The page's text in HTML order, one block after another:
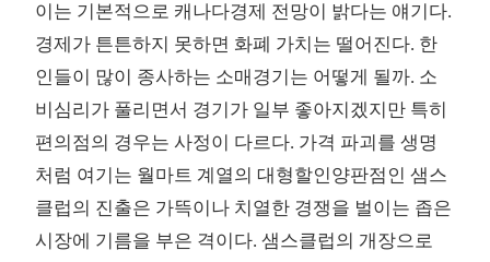
이는 기본적으로 캐나다경제 전망이 밝다는 얘기다.
경제가 튼튼하지 못하면 화폐 가치는 떨어진다. 한
인들이 많이 종사하는 소매경기는 어떻게 될까. 소
비심리가 풀리면서 경기가 일부 좋아지겠지만 특히
편의점의 경우는 사정이 다르다. 가격 파괴를 생명
처럼 여기는 월마트 계열의 대형할인양판점인 샘스
클럽의 진출은 가뜩이나 치열한 경쟁을 벌이는 좁은
시장에 기름을 부은 격이다. 샘스클럽의 개장으로